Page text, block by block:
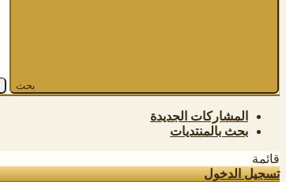
بحث
المشاركات الجديدة
بحث بالمنتديات
قائمة
تسجيل الدخول